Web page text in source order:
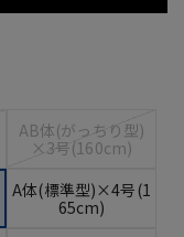
AB体(がっちり型)
×3号(160cm)
A体(標準型)×4号(1
65cm)